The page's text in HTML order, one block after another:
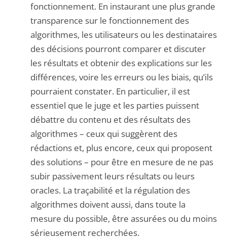
fonctionnement. En instaurant une plus grande
transparence sur le fonctionnement des
algorithmes, les utilisateurs ou les destinataires
des décisions pourront comparer et discuter
les résultats et obtenir des explications sur les
différences, voire les erreurs ou les biais, qu’ils
pourraient constater. En particulier, il est
essentiel que le juge et les parties puissent
débattre du contenu et des résultats des
algorithmes – ceux qui suggèrent des
rédactions et, plus encore, ceux qui proposent
des solutions – pour être en mesure de ne pas
subir passivement leurs résultats ou leurs
oracles. La traçabilité et la régulation des
algorithmes doivent aussi, dans toute la
mesure du possible, être assurées ou du moins
sérieusement recherchées.